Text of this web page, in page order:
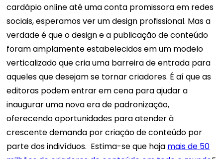
cardápio online até uma conta promissora em redes
sociais, esperamos ver um design profissional. Mas a
verdade é que o design e a publicação de conteúdo
foram amplamente estabelecidos em um modelo
verticalizado que cria uma barreira de entrada para
aqueles que desejam se tornar criadores. É aí que as
editoras podem entrar em cena para ajudar a
inaugurar uma nova era de padronização,
oferecendo oportunidades para atender à
crescente demanda por criação de conteúdo por
parte dos indivíduos. Estima-se que haja mais de 50